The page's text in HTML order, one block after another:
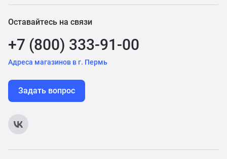
Оставайтесь на связи
+7 (800) 333-91-00
Адреса магазинов в г. Пермь
Задать вопрос